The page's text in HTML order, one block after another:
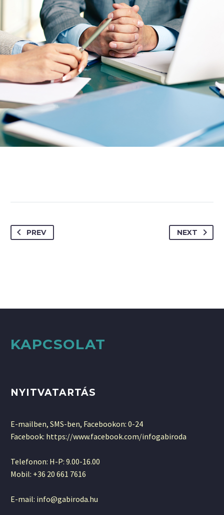
TheGem comes with an extended powerful
theme options panel, which allows you to
customize just anything in an appearance
of your website – with few clicks.


PREV NEXT
KAPCSOLAT
NYITVATARTÁS
E-mailben, SMS-ben, Facebookon: 0-24
Facebook: https://www.facebook.com/infogabiroda
Telefonon: H-P: 9.00-16.00
Mobil: +36 20 661 7616
E-mail: info@gabiroda.hu